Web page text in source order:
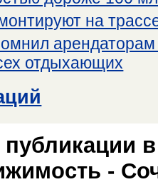
на
арендаторам
отдыхающих
-